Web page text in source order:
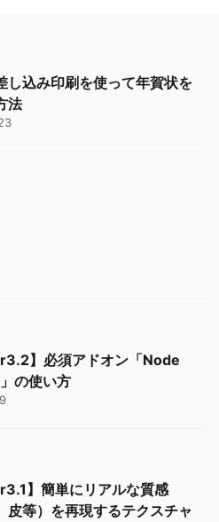
し込み印刷を使って年賀状を
法
】必須アドオン「Node
の使い方
】簡単にリアルな質感
皮等）を再現するテクスチャ